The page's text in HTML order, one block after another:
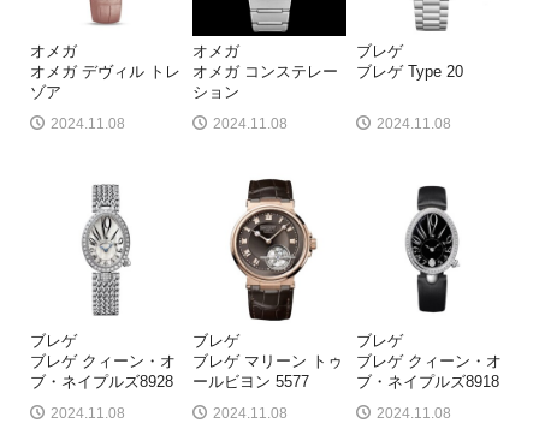
オメガ
オメガ デヴィル トレ
ゾア
2024.11.08
オメガ
オメガ コンステレー
ション
2024.11.08
ブレゲ
ブレゲ Type 20
2024.11.08
ブレゲ
ブレゲ クィーン・オ
ブ・ネイプルズ8928
2024.11.08
ブレゲ
ブレゲ マリーン トゥ
ールビヨン 5577
2024.11.08
ブレゲ
ブレゲ クィーン・オ
ブ・ネイプルズ8918
2024.11.08